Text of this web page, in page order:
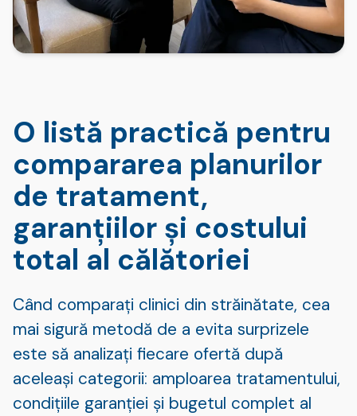
O listă practică pentru
compararea planurilor
de tratament,
garanțiilor și costului
total al călătoriei
Când comparați clinici din străinătate, cea
mai sigură metodă de a evita surprizele
este să analizați fiecare ofertă după
aceleași categorii: amploarea tratamentului,
condițiile garanției și bugetul complet al